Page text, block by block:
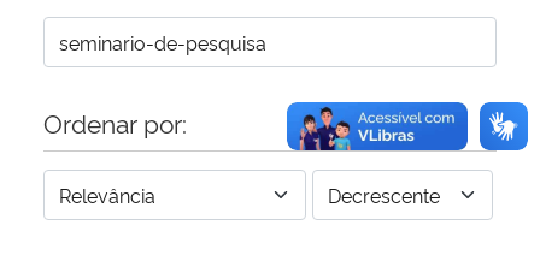
Ordenar por: